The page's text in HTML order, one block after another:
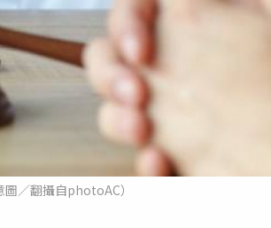
／翻攝自photoAC）